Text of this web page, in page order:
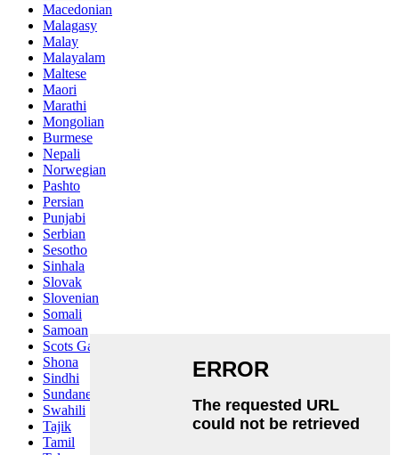
Macedonian
Malagasy
Malay
Malayalam
Maltese
Maori
Marathi
Mongolian
Burmese
Nepali
Norwegian
Pashto
Persian
Punjabi
Serbian
Sesotho
Sinhala
Slovak
Slovenian
Somali
Samoan
Scots Gaelic
Shona
Sindhi
Sundanese
Swahili
Tajik
Tamil